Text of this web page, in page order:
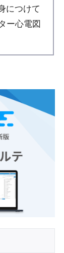
につけて
ー心電図